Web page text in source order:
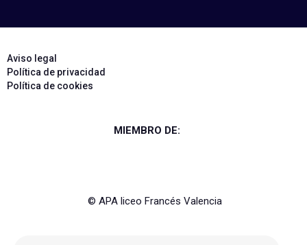
MIEMBRO DE:
Aviso legal
Política de privacidad
Política de cookies
© APA liceo Francés Valencia